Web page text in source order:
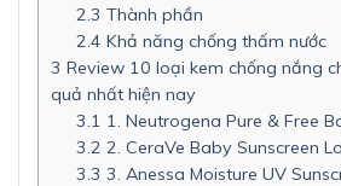
2.3 Thành phần
2.4 Khả năng chống thấm nước
3 Review 10 loại kem chống nắng
quả nhất hiện nay
3.1 1. Neutrogena Pure & Free
3.2 2. CeraVe Baby Sunscreen
3.3 3. Anessa Moisture UV